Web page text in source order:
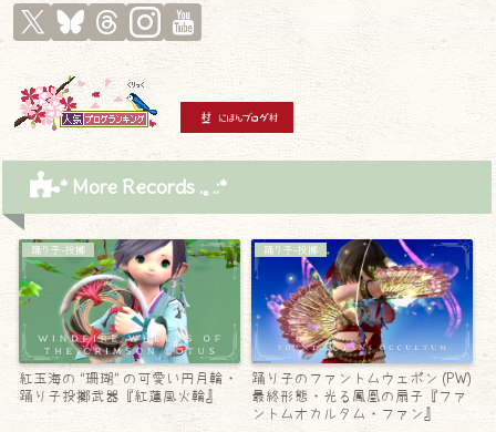
* More Records .｡.:*
踊り子-投擲
紅玉海の “珊瑚” の可愛い円月輪・
踊り子投擲武器『紅蓮風火輪』
踊り子-投擲
踊り子のファントムウェポン (PW)
最終形態・光る鳳凰の扇子『ファ
ントムオカルタム・ファン』